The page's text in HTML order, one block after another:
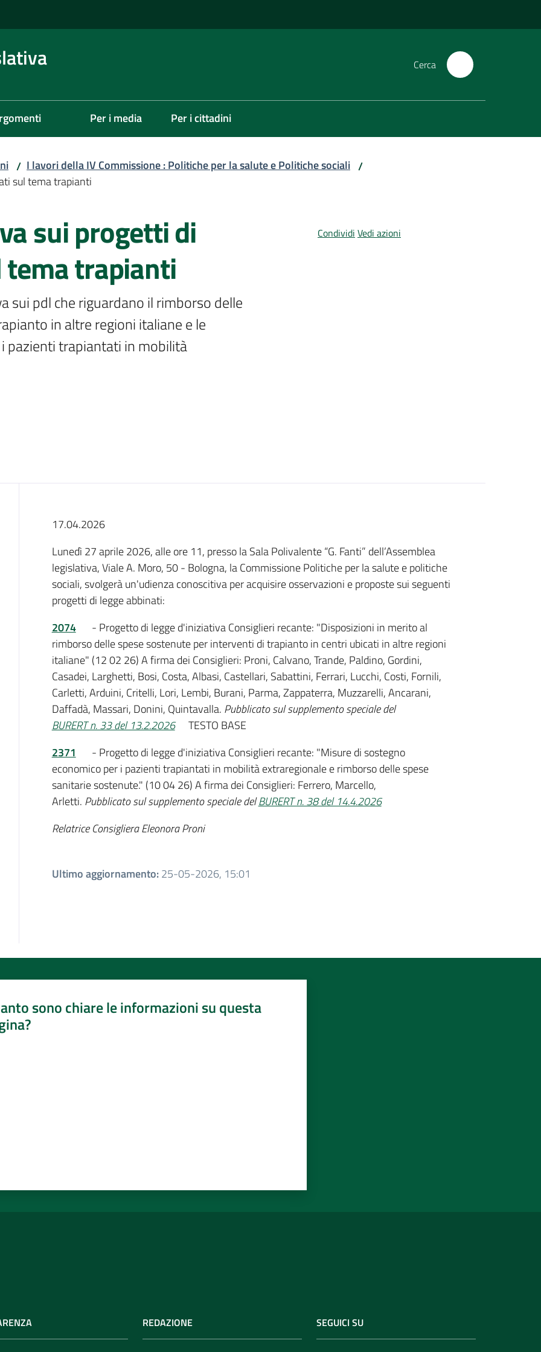
Cerca
Per i media Per i cittadini
/ I lavori della IV Commissione : Politiche per la salute e Politiche sociali /
sul tema trapianti
sui progetti di
trapianti
sui pdl che riguardano il rimborso delle
in altre regioni italiane e le
pazienti trapiantati in mobilità
Condividi Vedi azioni
Introduzione
17.04.2026
Lunedì 27 aprile 2026, alle ore 11, presso la Sala Polivalente “G. Fanti” dell’Assemblea
legislativa, Viale A. Moro, 50 - Bologna, la Commissione Politiche per la salute e politiche
sociali, svolgerà un'udienza conoscitiva per acquisire osservazioni e proposte sui seguenti
progetti di legge abbinati:
2074
- Progetto di legge d'iniziativa Consiglieri recante: "Disposizioni in merito al
rimborso delle spese sostenute per interventi di trapianto in centri ubicati in altre regioni
italiane" (12 02 26) A firma dei Consiglieri: Proni, Calvano, Trande, Paldino, Gordini,
Casadei, Larghetti, Bosi, Costa, Albasi, Castellari, Sabattini, Ferrari, Lucchi, Costi, Fornili,
Carletti, Arduini, Critelli, Lori, Lembi, Burani, Parma, Zappaterra, Muzzarelli, Ancarani,
Daffadà, Massari, Donini, Quintavalla. Pubblicato sul supplemento speciale del
BURERT n. 33 del 13.2.2026
TESTO BASE
2371
- Progetto di legge d'iniziativa Consiglieri recante: "Misure di sostegno
economico per i pazienti trapiantati in mobilità extraregionale e rimborso delle spese
sanitarie sostenute." (10 04 26) A firma dei Consiglieri: Ferrero, Marcello,
Arletti. Pubblicato sul supplemento speciale delBURERT n. 38 del 14.4.2026
Relatrice Consigliera Eleonora Proni
Ultimo aggiornamento:25-05-2026, 15:01
sono chiare le informazioni su questa
REDAZIONE SEGUICI SU